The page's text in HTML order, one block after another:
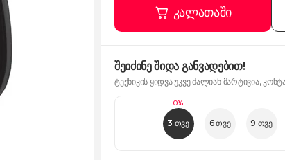
კალათაში
შეიძინე შიდა განვადებით!
ტექნიკის ყიდვა უკვე ძალიან მარტივია,
0%
3 თვე 6 თვე 9 თვე